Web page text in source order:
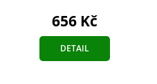
656 Kč
DETAIL